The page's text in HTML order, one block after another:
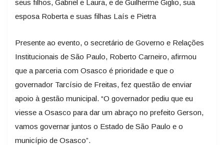
seus filhos, Gabriel e Laura, e de Guilherme Giglio, sua
esposa Roberta e suas filhas Laís e Pietra
Presente ao evento, o secretário de Governo e Relações
Institucionais de São Paulo, Roberto Carneiro, afirmou
que a parceria com Osasco é prioridade e que o
governador Tarcísio de Freitas, fez questão de enviar
apoio à gestão municipal. “O governador pediu que eu
viesse a Osasco para dar um abraço no prefeito Gerson,
vamos governar juntos o Estado de São Paulo e o
município de Osasco”.